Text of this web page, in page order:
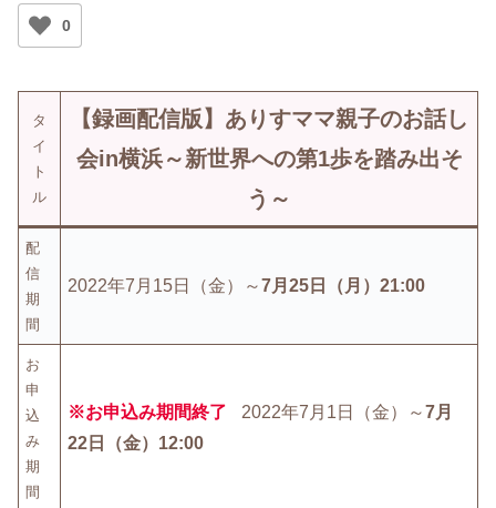
0
タ
イ
ト
ル
【録画配信版】 ありすママ親子のお話し
会in横浜～新世界への第1歩を踏み出そ
う～
配
信
期
間
2022年7月15日（金）～7月25日（月）21:00
お
申
込
み
期
間
※お申込み期間終了 2022年7月1日（金）～7月
22日（金）12:00